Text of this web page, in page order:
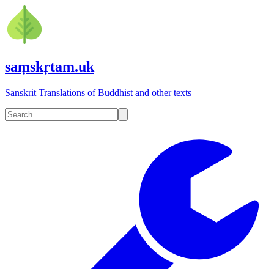
saṃskṛtam.uk
Sanskrit Translations of Buddhist and other texts